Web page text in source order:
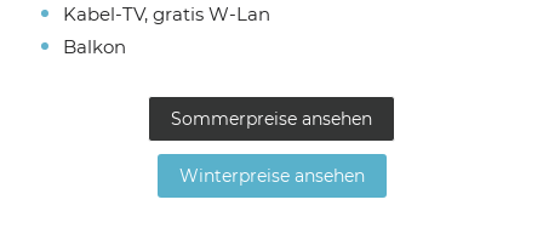
Kabel-TV, gratis W-Lan
Balkon
Sommerpreise ansehen
Winterpreise ansehen